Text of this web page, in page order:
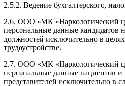
2.5.2. Ведение бухгалтерского,
2.6. ООО «МК «Наркологический
персональные данные кандидатов
должностей исключительно в
трудоустройстве.
2.7. ООО «МК «Наркологический
персональные данные пациентов и
представителей исключительно в